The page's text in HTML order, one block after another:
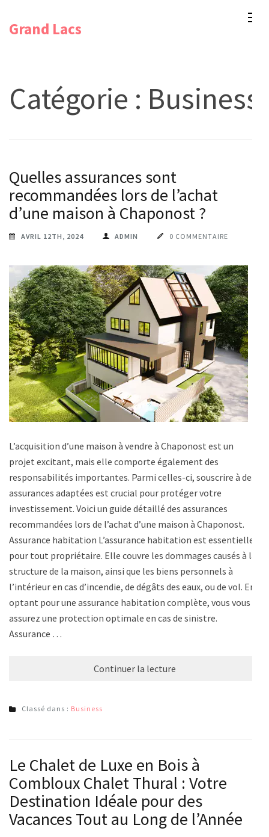
Grand Lacs
Catégorie : Business
Quelles assurances sont
recommandées lors de l’achat
d’une maison à Chaponost ?
AVRIL 12TH, 2024 ADMIN 0 COMMENTAIRE
L’acquisition d’une maison à vendre à Chaponost est un
projet excitant, mais elle comporte également des
responsabilités importantes. Parmi celles-ci, souscrire à des
assurances adaptées est crucial pour protéger votre
investissement. Voici un guide détaillé des assurances
recommandées lors de l’achat d’une maison à Chaponost.
Assurance habitation L’assurance habitation est essentielle
pour tout propriétaire. Elle couvre les dommages causés à la
structure de la maison, ainsi que les biens personnels à
l’intérieur en cas d’incendie, de dégâts des eaux, ou de vol. En
optant pour une assurance habitation complète, vous vous
assurez une protection optimale en cas de sinistre.
Assurance …
Continuer la lecture
Classé dans : Business
Le Chalet de Luxe en Bois à
Combloux Chalet Thural : Votre
Destination Idéale pour des
Vacances Tout au Long de l’Année